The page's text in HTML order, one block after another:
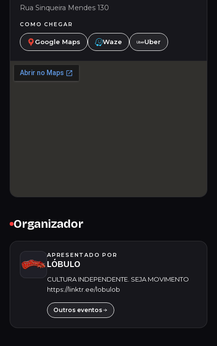
Rua Sinqueira Mendes 130
COMO CHEGAR
Google Maps Waze Uber
Organizador
APRESENTADO POR
LÓBULO
CULTURA INDEPENDENTE. SEJA MOVIMENTO
https://linktr.ee/lobulob
Outros eventos